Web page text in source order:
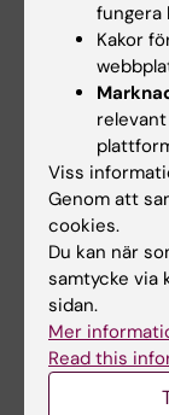
Forskningen
Stockholms
Sverige och
Publikation
A
myopathy-
Cacciani N,
Addinsall
Hedström Y,
fungera
Kakor
Viss
Genom att
cookies.
Du kan när
samtycke via
sidan.
Mer
Read this